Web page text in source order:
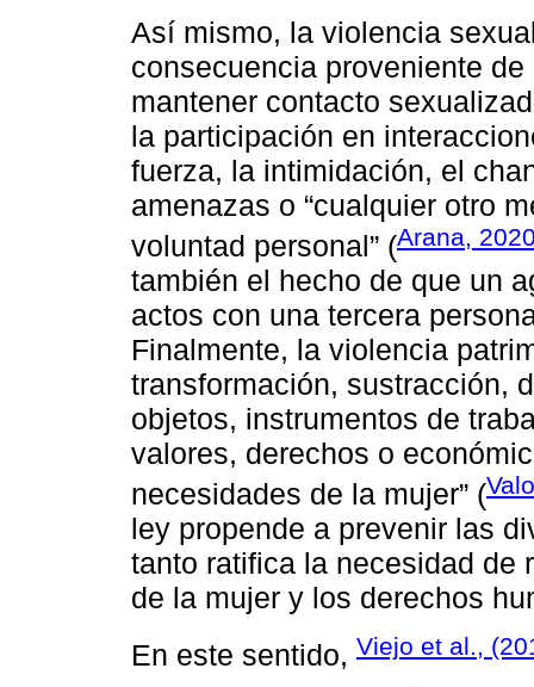
Así mismo, la violencia
consecuencia proveniente
mantener contacto
la participación en
fuerza, la intimidación, el
amenazas o “cualquier otro
voluntad personal” (Arana,
también el hecho de que un
actos con una tercera
Finalmente, la violencia
transformación, sustracción,
objetos, instrumentos de
valores, derechos o
necesidades de la mujer” (
ley propende a prevenir las
tanto ratifica la necesidad de
de la mujer y los derechos
En este sentido, Viejo et al.,